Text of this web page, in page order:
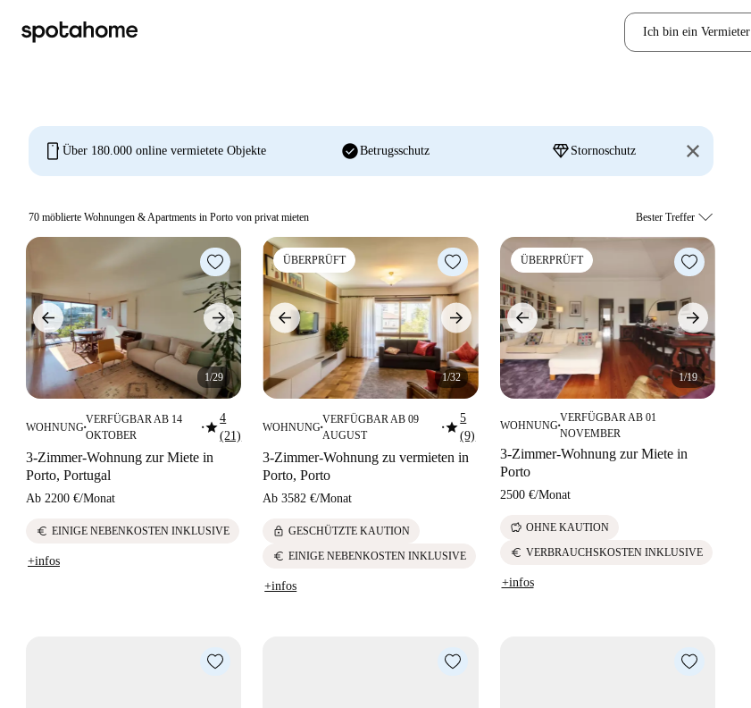
Ich bin ein Vermieter
mobile Über 180.000 online vermietete Objekte check_circleBetrugsschutz diamond Stornoschutz
70 möblierte Wohnungen & Apartments in Porto von privat mieten
1/29
WOHNUNG■
VERFÜGBAR AB 14
OKTOBER
■star4
(21)
3-Zimmer-Wohnung zur Miete in
Porto, Portugal
Ab 2200 €/Monat
euro EINIGE NEBENKOSTEN INKLUSIVE
+infos
ÜBERPRÜFT
1/32
WOHNUNG■
VERFÜGBAR AB 09
AUGUST
■star5
(9)
3-Zimmer-Wohnung zu vermieten in
Porto, Porto
Ab 3582 €/Monat
lock GESCHÜTZTE KAUTION
euro EINIGE NEBENKOSTEN INKLUSIVE
+infos
ÜBERPRÜFT
1/19
WOHNUNG■
VERFÜGBAR AB 01
NOVEMBER
3-Zimmer-Wohnung zur Miete in
Porto
2500 €/Monat
savings OHNE KAUTION
euro VERBRAUCHSKOSTEN INKLUSIVE
+infos